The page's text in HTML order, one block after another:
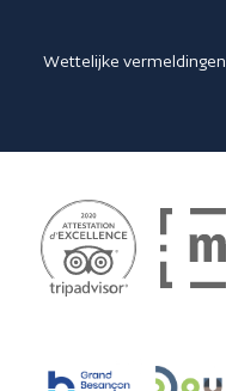
Wettelijke vermeldingen